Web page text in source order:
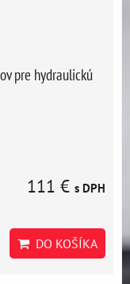
pre hydraulickú
111 € s DPH
DO KOŠÍKA